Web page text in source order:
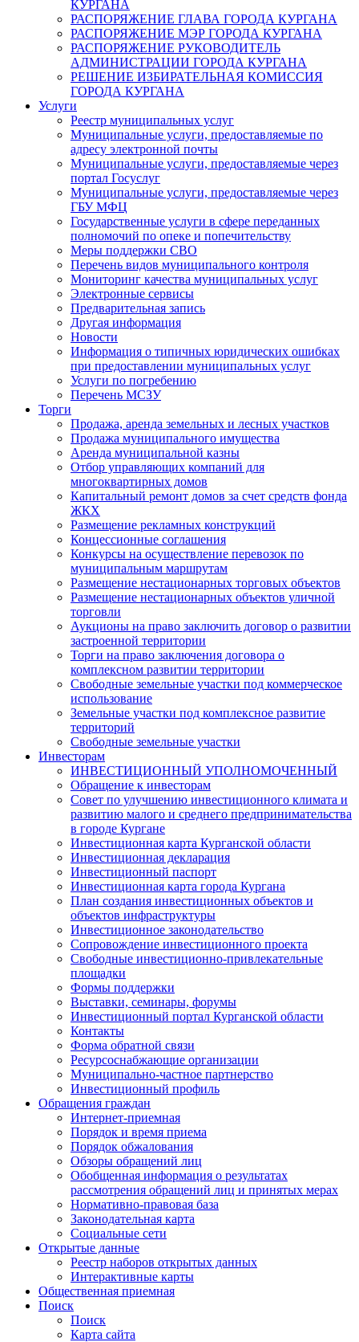
КУРГАНА
РАСПОРЯЖЕНИЕ ГЛАВА ГОРОДА КУРГАНА
РАСПОРЯЖЕНИЕ МЭР ГОРОДА КУРГАНА
РАСПОРЯЖЕНИЕ РУКОВОДИТЕЛЬ
АДМИНИСТРАЦИИ ГОРОДА КУРГАНА
РЕШЕНИЕ ИЗБИРАТЕЛЬНАЯ КОМИССИЯ
ГОРОДА КУРГАНА
Услуги
Реестр муниципальных услуг
Муниципальные услуги, предоставляемые по
адресу электронной почты
Муниципальные услуги, предоставляемые через
портал Госуслуг
Муниципальные услуги, предоставляемые через
ГБУ МФЦ
Государственные услуги в сфере переданных
полномочий по опеке и попечительству
Меры поддержки СВО
Перечень видов муниципального контроля
Мониторинг качества муниципальных услуг
Электронные сервисы
Предварительная запись
Другая информация
Новости
Информация о типичных юридических ошибках
при предоставлении муниципальных услуг
Услуги по погребению
Перечень МСЗУ
Торги
Продажа, аренда земельных и лесных участков
Продажа муниципального имущества
Аренда муниципальной казны
Отбор управляющих компаний для
многоквартирных домов
Капитальный ремонт домов за счет средств фонда
ЖКХ
Размещение рекламных конструкций
Концессионные соглашения
Конкурсы на осуществление перевозок по
муниципальным маршрутам
Размещение нестационарных торговых объектов
Размещение нестационарных объектов уличной
торговли
Аукционы на право заключить договор о развитии
застроенной территории
Торги на право заключения договора о
комплексном развитии территории
Свободные земельные участки под коммерческое
использование
Земельные участки под комплексное развитие
территорий
Свободные земельные участки
Инвесторам
ИНВЕСТИЦИОННЫЙ УПОЛНОМОЧЕННЫЙ
Обращение к инвесторам
Совет по улучшению инвестиционного климата и
развитию малого и среднего предпринимательства
в городе Кургане
Инвестиционная карта Курганской области
Инвестиционная декларация
Инвестиционный паспорт
Инвестиционная карта города Кургана
План создания инвестиционных объектов и
объектов инфраструктуры
Инвестиционное законодательство
Сопровождение инвестиционного проекта
Свободные инвестиционно-привлекательные
площадки
Формы поддержки
Выставки, семинары, форумы
Инвестиционный портал Курганской области
Контакты
Форма обратной связи
Ресурсоснабжающие организации
Муниципально-частное партнерство
Инвестиционный профиль
Обращения граждан
Интернет-приемная
Порядок и время приема
Порядок обжалования
Обзоры обращений лиц
Обобщенная информация о результатах
рассмотрения обращений лиц и принятых мерах
Нормативно-правовая база
Законодательная карта
Социальные сети
Открытые данные
Реестр наборов открытых данных
Интерактивные карты
Общественная приемная
Поиск
Поиск
Карта сайта